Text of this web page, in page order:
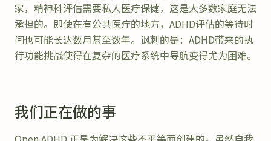
家，精神科评估需要私人医疗保健，这是大多数家庭无法
承担的。即使在有公共医疗的地方，ADHD评估的等待时
间也可能长达数月甚至数年。讽刺的是：ADHD带来的执
行功能挑战使得在复杂的医疗系统中导航变得尤为困难。
我们正在做的事